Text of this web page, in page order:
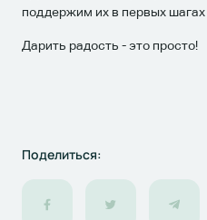
поддержим их в первых
Дарить радость - это просто!
Поделиться: